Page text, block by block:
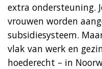
extra ondersteuning.
vrouwen worden
subsidiesysteem.
vlak van werk en
hoederecht – in